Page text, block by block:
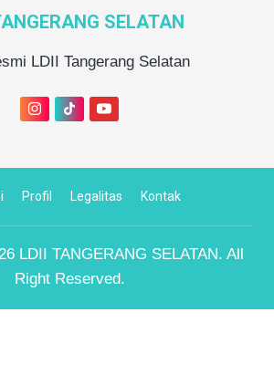
SELATAN
LDII Tangerang Selatan
Profil Legalitas Kontak
LDII TANGERANG SELATAN. All
Right Reserved.